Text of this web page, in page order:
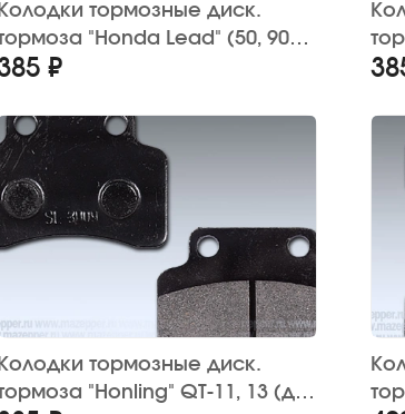
Колодки тормозные диск.
"Honda Lead" (50, 90
Китай
₽
Колодки тормозные диск.
"Honling" QT-11, 13 (дв.